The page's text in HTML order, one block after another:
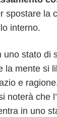
spostare la
interno.
uno stato di
la mente si
e
noterà che
in uno